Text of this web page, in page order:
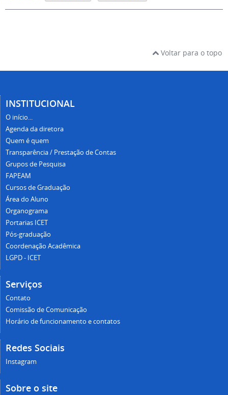
Voltar para o topo
INSTITUCIONAL
O início...
Agenda da diretora
Quem é quem
Transparência / Prestação de Contas
Grupos de Pesquisa
FAPEAM
Cursos de Graduação
Área do Aluno
Organograma
Portarias ICET
Pós-graduação
Coordenação Acadêmica
LGPD - ICET
Serviços
Contato
Comissão de Comunicação
Horário de funcionamento e contatos
Redes Sociais
Instagram
Sobre o site